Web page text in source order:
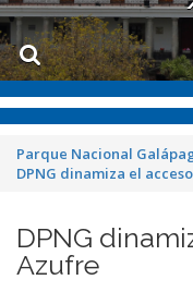
Parque Nacional
DPNG dinamiza el
DPNG
Azufre